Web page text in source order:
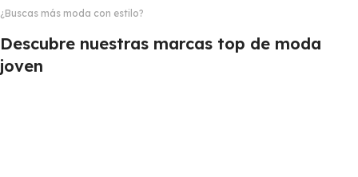
¿Buscas más moda con estilo?
Descubre nuestras marcas top de moda
joven